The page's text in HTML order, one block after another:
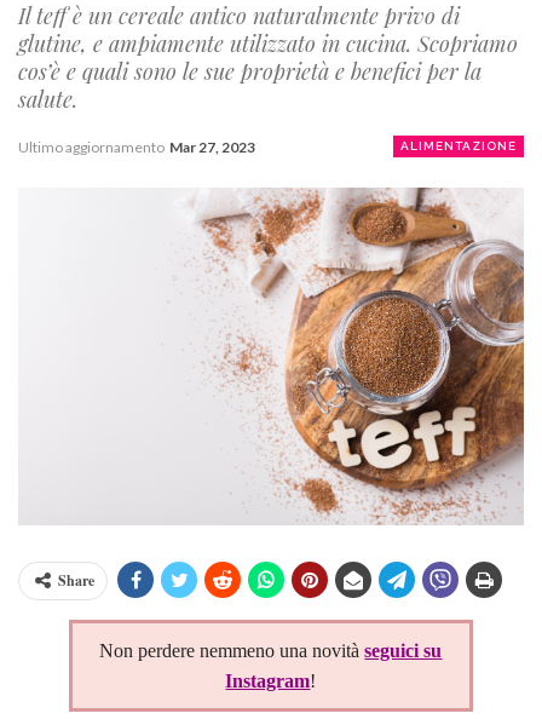
Il teff è un cereale antico naturalmente privo di
glutine, e ampiamente utilizzato in cucina. Scopriamo
cos’è e quali sono le sue proprietà e benefici per la
salute.
ALIMENTAZIONE
Ultimo aggiornamento Mar 27, 2023
Share
Non perdere nemmeno una novitàseguici su
Instagram!